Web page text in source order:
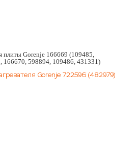
плиты Gorenje 166669 (109485,
166670, 598894, 109486, 431331)